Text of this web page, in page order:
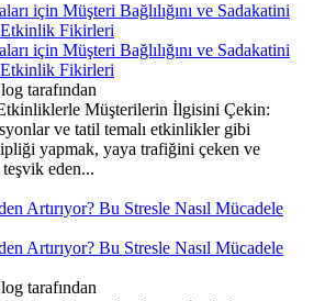
için Müşteri Bağlılığını ve Sadakatini
Etkinlik Fikirleri
için Müşteri Bağlılığını ve Sadakatini
Etkinlik Fikirleri
tarafından
Müşterilerin İlgisini Çekin:
ve tatil temalı etkinlikler gibi
yapmak, yaya trafiğini çeken ve
eden...
Artırıyor? Bu Stresle Nasıl Mücadele
Artırıyor? Bu Stresle Nasıl Mücadele
tarafından